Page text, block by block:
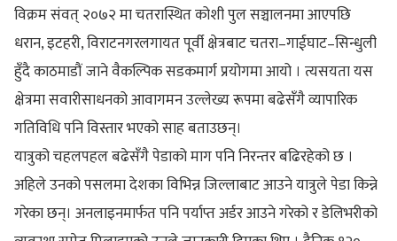
विक्रम संवत् २०७२ मा चतरास्थित कोशी पुल सञ्चालनमा आएपछि
धरान, इटहरी, विराटनगरलगायत पूर्वी क्षेत्रबाट चतरा–गाईघाट–सिन्धुली
हुँदै काठमाडौं जाने वैकल्पिक सडकमार्ग प्रयोगमा आयो । त्यसयता यस
क्षेत्रमा सवारीसाधनको आवागमन उल्लेख्य रूपमा बढेसँगै व्यापारिक
गतिविधि पनि विस्तार भएको साह बताउछन्।
यात्रुको चहलपहल बढेसँगै पेडाको माग पनि निरन्तर बढिरहेको छ ।
अहिले उनको पसलमा देशका विभिन्न जिल्लाबाट आउने यात्रुले पेडा किन्ने
गरेका छन्। अनलाइनमार्फत पनि पर्याप्त अर्डर आउने गरेको र डेलिभरीको